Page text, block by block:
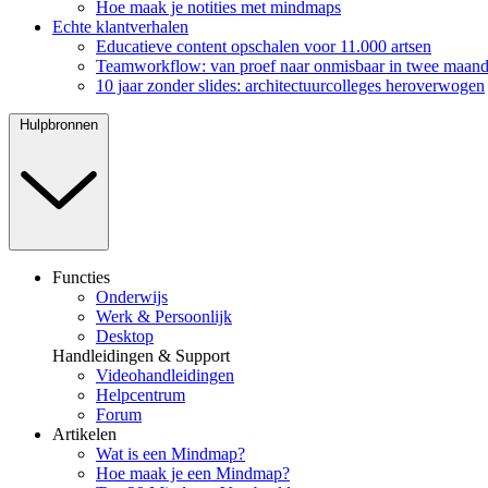
Hoe maak je notities met mindmaps
Echte klantverhalen
Educatieve content opschalen voor 11.000 artsen
Teamworkflow: van proef naar onmisbaar in twee
10 jaar zonder slides: architectuurcolleges heroverwogen
Hulpbronnen
Functies
Onderwijs
Werk & Persoonlijk
Desktop
Handleidingen & Support
Videohandleidingen
Helpcentrum
Forum
Artikelen
Wat is een Mindmap?
Hoe maak je een Mindmap?